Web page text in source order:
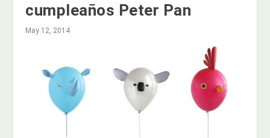
cumpleaños Peter Pan
May 12, 2014